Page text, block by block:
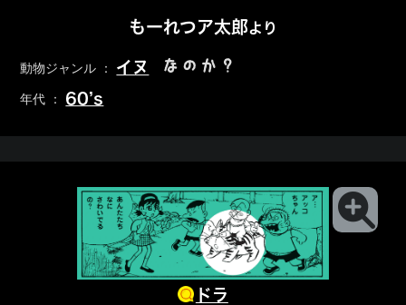
もーれつア太郎より
動物ジャンル ： イヌ なのか？
年代 ： 60’s
ドラ